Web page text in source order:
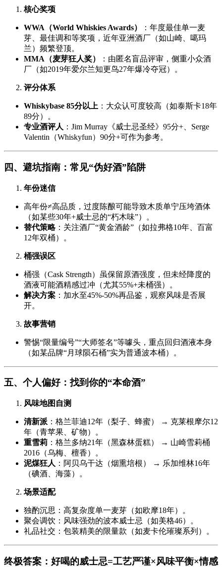
核心奖项
WWA（World Whiskies Awards）
：年度最佳单一麦
芽、最佳调和等奖项，近年亚洲酒厂（如山崎、噶玛
兰）频繁登顶。
MMA（麦芽狂人奖）
：由匿名盲品评审，侧重小众酒
厂（如2019年爱尔兰知更鸟27年爆冷夺冠）。
评分体系
Whiskybase 85分以上 ：大众认可度较高（如泰斯卡18年
89分）。
专业酒评人 ：Jim Murray《威士忌圣经》95分+、Serge
Valentin（Whiskyfun）90分+可作为参考。
四、避坑指南：常见“伪好酒”陷阱
年份迷信
高年份≠高品质，过度陈酿可能导致木质单宁压垮酒体
（如某些30年+威士忌的“朽木味”）。
替代策略：关注酒厂“黄金酒龄”（如拉弗格10年、百富
12年双桶）。
桶强误区
桶强（Cask Strength）虽保留原酒强度，但未经降度的
酒液可能酒精感过冲（尤其55%+未桶强）。
解决方案 ：加水至45%-50%再品鉴，观察风味是否展
开。
故事营销
警惕“限量编号”“大师签名”等噱头，重点回归酒液本身
（如某品牌“月球陨石桶”实为普通波本桶）。
五、个人偏好：找到你的“本命酒”
风味地图自测
清新派 ：格兰菲迪12年（梨子、蜂蜜） → 克莱根摩尔12
年（青苹果、矿物）。
重雪莉 ：格兰多纳21年（黑森林蛋糕） → 山崎雪莉桶
2016（乌梅、檀香）。
泥煤狂人 ：阿贝乌干达（烟熏培根） → 乐加维林16年
（碘酒、海藻）。
场景适配
独酌沉思：高复杂度单一麦芽（如欧摩18年）。
聚会调饮：风味强劲的波本威士忌（如美格46）。
礼品社交：包装精美的限量款（如麦卡伦璀璨系列）。
终极答案：好喝的威士忌=工艺严谨×风味平衡×情感